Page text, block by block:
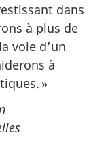
dans
à plus de
voie d’un
à
»